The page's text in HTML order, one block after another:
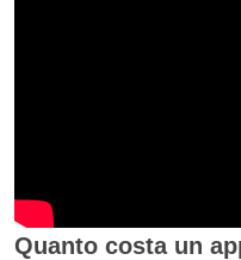
Quanto costa un